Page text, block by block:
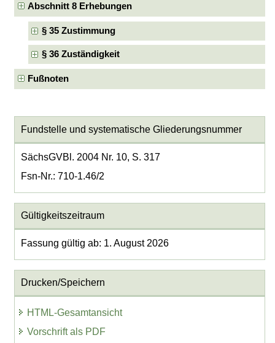
Abschnitt 8 Erhebungen
§ 35 Zustimmung
§ 36 Zuständigkeit
Fußnoten
Fundstelle und systematische Gliederungsnummer
SächsGVBl. 2004 Nr. 10, S. 317
Fsn-Nr.: 710-1.46/2
Gültigkeitszeitraum
Fassung gültig ab: 1. August 2026
Drucken/Speichern
HTML-Gesamtansicht
Vorschrift als PDF